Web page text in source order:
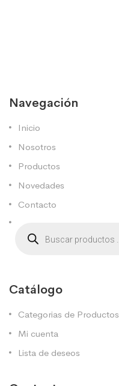
Navegación
Inicio
Nosotros
Productos
Novedades
Contacto
Catálogo
Categorias de Productos
Mi cuenta
Lista de deseos